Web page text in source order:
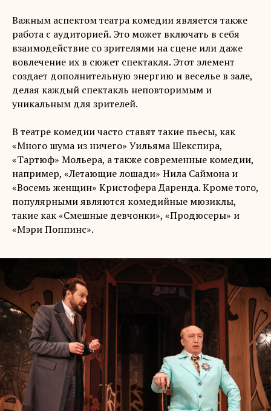
Важным аспектом театра комедии является также
работа с аудиторией. Это может включать в себя
взаимодействие со зрителями на сцене или даже
вовлечение их в сюжет спектакля. Этот элемент
создает дополнительную энергию и веселье в зале,
делая каждый спектакль неповторимым и
уникальным для зрителей.
В театре комедии часто ставят такие пьесы, как
«Много шума из ничего» Уильяма Шекспира,
«Тартюф» Мольера, а также современные комедии,
например, «Летающие лошади» Нила Саймона и
«Восемь женщин» Кристофера Даренда. Кроме того,
популярными являются комедийные мюзиклы,
такие как «Смешные девчонки», «Продюсеры» и
«Мэри Поппинс».